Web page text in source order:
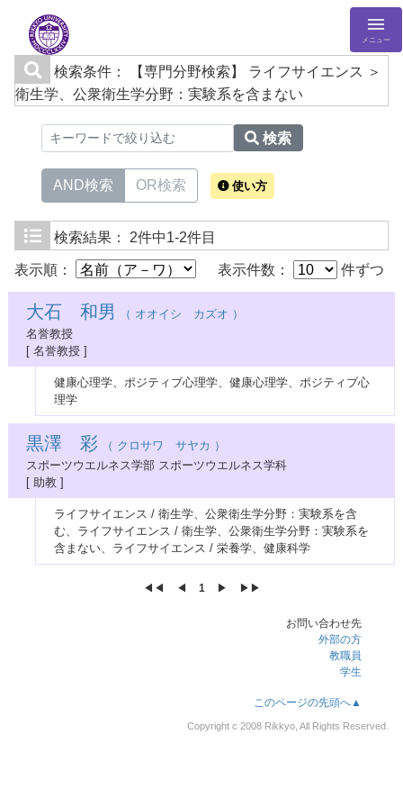
メニュー
検索条件：
【専門分野検索】 ライフサイエンス ＞
衛生学、公衆衛生学分野：実験系を含まない
検索
AND検索 OR検索 使い方
検索結果： 2件中1-2件目
表示順： 表示件数： 件ずつ
大石 和男
（ オオイシ カズオ ）
名誉教授
[ 名誉教授 ]
健康心理学、ポジティブ心理学、健康心理学、ポジティブ心
理学
黒澤 彩 （ クロサワ サヤカ ）
スポーツウエルネス学部 スポーツウエルネス学科
[ 助教 ]
ライフサイエンス / 衛生学、公衆衛生学分野：実験系を含
む、ライフサイエンス / 衛生学、公衆衛生学分野：実験系を
含まない、ライフサイエンス / 栄養学、健康科学
◀◀︎ ◀︎ 1 ▶︎ ▶▶︎
お問い合わせ先
外部の方
教職員
学生
このページの先頭へ▲
Copyright c 2008 Rikkyo, All Rights Reserved.